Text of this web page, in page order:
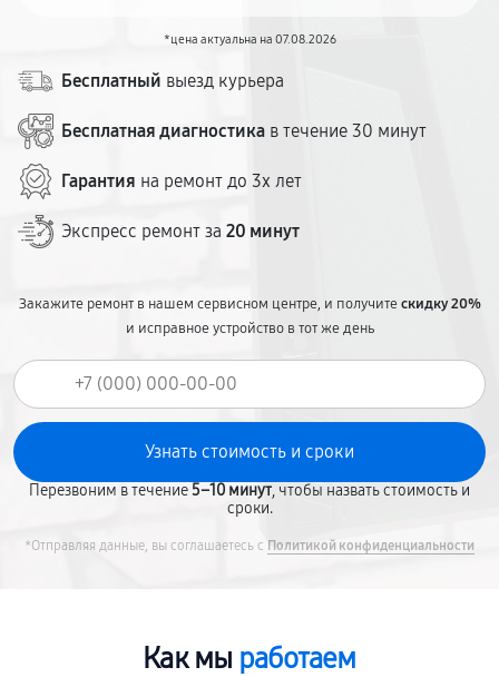
*цена актуальна на 07.08.2026
Бесплатный выезд курьера
Бесплатная диагностика в течение 30 минут
Гарантия на ремонт до 3х лет
Экспресс ремонт за 20 минут
Закажите ремонт в нашем сервисном центре, и получитескидку 20%
и исправное устройство в тот же день
Перезвоним в течение5–10 минут, чтобы назвать стоимость и
сроки.
*Отправляя данные, вы соглашаетесь с Политикой конфиденциальности
Как мы работаем